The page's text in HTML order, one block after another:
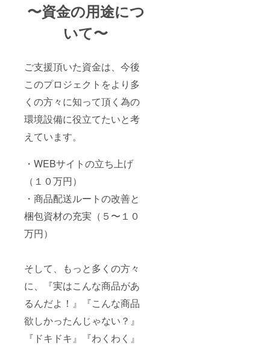
〜資金の用途につ
いて〜
ご支援頂いた資金は、今後
このプロジェクトをより多
くの方々に知って頂く為の
環境設備に役立てたいと考
えています。
・WEBサイトの立ち上げ
（１０万円）
・商品配送ルートの改善と
梱包資材の充実（５〜１０
万円）
そして、もっと多くの方々
に、『実はこんな商品があ
るんだよ！』『こんな商品
欲しかったんじゃない？』
『ドキドキ』『わくわく』